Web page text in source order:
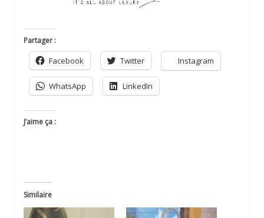
Partager :
Facebook Twitter Instagram
WhatsApp LinkedIn
J’aime ça :
Similaire